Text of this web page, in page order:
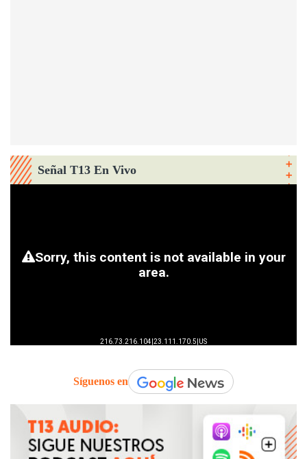
Señal T13 En Vivo
Síguenos en